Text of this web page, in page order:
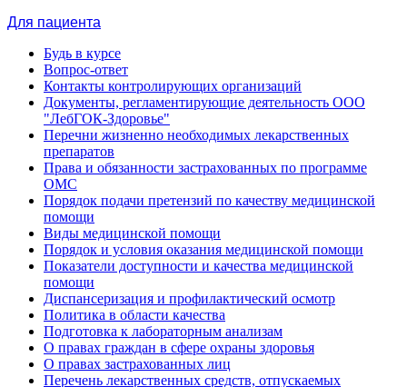
Для пациента
Будь в курсе
Вопрос-ответ
Контакты контролирующих организаций
Документы, регламентирующие деятельность ООО
"ЛебГОК-Здоровье"
Перечни жизненно необходимых лекарственных
препаратов
Права и обязанности застрахованных по программе
ОМС
Порядок подачи претензий по качеству медицинской
помощи
Виды медицинской помощи
Порядок и условия оказания медицинской помощи
Показатели доступности и качества медицинской
помощи
Диспансеризация и профилактический осмотр
Политика в области качества
Подготовка к лабораторным анализам
О правах граждан в сфере охраны здоровья
О правах застрахованных лиц
Перечень лекарственных средств, отпускаемых